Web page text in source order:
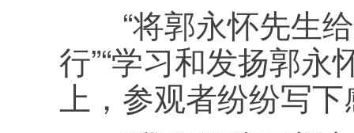
“将郭永怀先生给
行”“学习和发扬郭
上，参观者纷纷写